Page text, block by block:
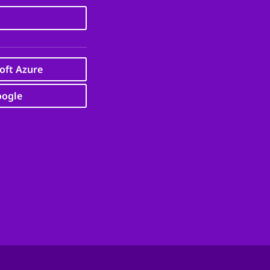
Azure